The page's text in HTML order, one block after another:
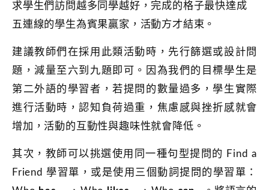
求學生們訪問越多同學越好，完成的格子最快達成
五連線的學生為賓果贏家，活動方才結束。
建議教師們在採用此類活動時，先行篩選或設計問
題，減量至六到九題即可。因為我們的目標學生是
第二外語的學習者，若提問的數量過多，學生實際
進行活動時，認知負荷過重，焦慮感與挫折感就會
增加，活動的互動性與趣味性就會降低。
其次，教師可以挑選使用同一種句型提問的 Find a
Friend 學習單，或是使用三個動詞提問的學習單：